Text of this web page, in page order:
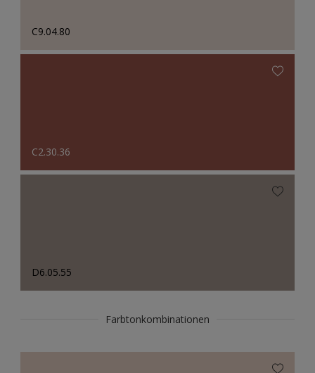
C9.04.80
C2.30.36
D6.05.55
Farbtonkombinationen